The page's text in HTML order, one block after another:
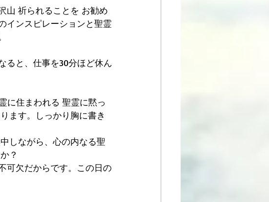
山 祈られることを お勧め
インスピレーションと聖霊
ると、仕事を30分ほど休ん
に住まわれる 聖霊に黙っ
ます。しっかり胸に書き
しながら、心の内なる聖
？
可欠だからです。この日の